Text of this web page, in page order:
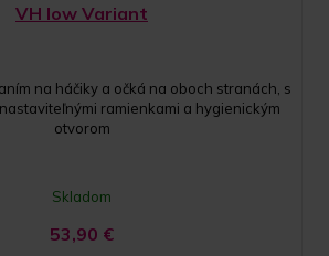
VH low Variant
na háčiky a očká na oboch stranách, s
ramienkami a hygienickým
otvorom
Skladom
53,90 €